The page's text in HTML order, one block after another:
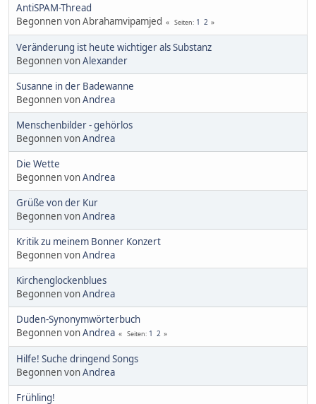
AntiSPAM-Thread
Begonnen von Abrahamvipamjed
Seiten 1 2
Veränderung ist heute wichtiger als Substanz
Begonnen vonAlexander
Susanne in der Badewanne
Begonnen vonAndrea
Menschenbilder - gehörlos
Begonnen vonAndrea
Die Wette
Begonnen vonAndrea
Grüße von der Kur
Begonnen vonAndrea
Kritik zu meinem Bonner Konzert
Begonnen vonAndrea
Kirchenglockenblues
Begonnen vonAndrea
Duden-Synonymwörterbuch
Begonnen vonAndrea Seiten 1 2
Hilfe! Suche dringend Songs
Begonnen vonAndrea
Frühling!